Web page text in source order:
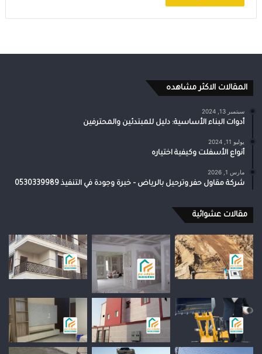
المقالات الاكثر مشاهده
سبتمبر 13, 2024
أدوات البناء الأساسية: دليل للمبتدئين والمحترفين
يوليو 11, 2024
أنواع الأسفلت وكيفية اختياره
مارس 1, 2026
شركة مقاول حفر وترحيل بالرياض – خبرة وجودة في التنفيذ 0530339989
مقالات عشوائية